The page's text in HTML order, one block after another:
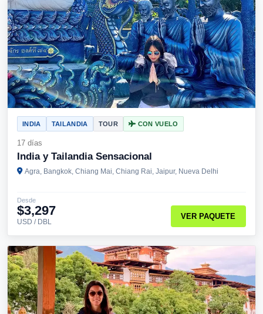
INDIA TAILANDIA TOUR CON VUELO
17 días
India y Tailandia Sensacional
Agra, Bangkok, Chiang Mai, Chiang Rai, Jaipur, Nueva Delhi
Desde
$3,297
USD / DBL
VER PAQUETE